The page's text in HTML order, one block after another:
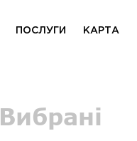
ПОСЛУГИ КАРТА
Вибрані